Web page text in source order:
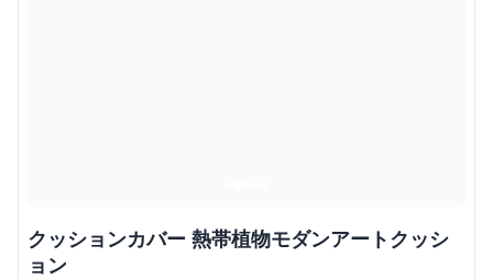
クッションカバー 熱帯植物モダンアートクッシ
ョン